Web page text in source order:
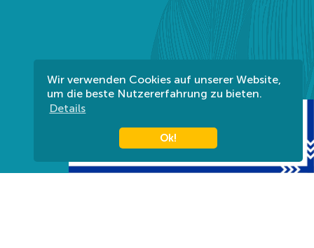
Wir verwenden Cookies auf unserer Website,
um die beste Nutzererfahrung zu bieten.
Details
Ok!